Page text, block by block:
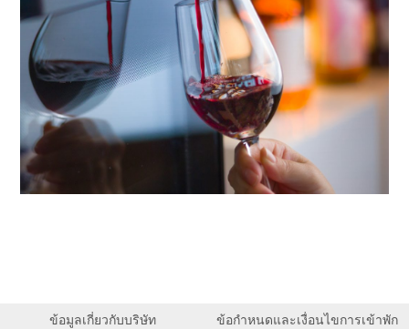
ข้อมูลเกี่ยวกับบริษัท
ข้อกำหนดและเงื่อนไขการเข้าพัก